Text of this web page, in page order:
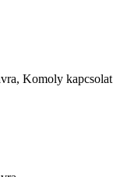
Komoly kapcsolat